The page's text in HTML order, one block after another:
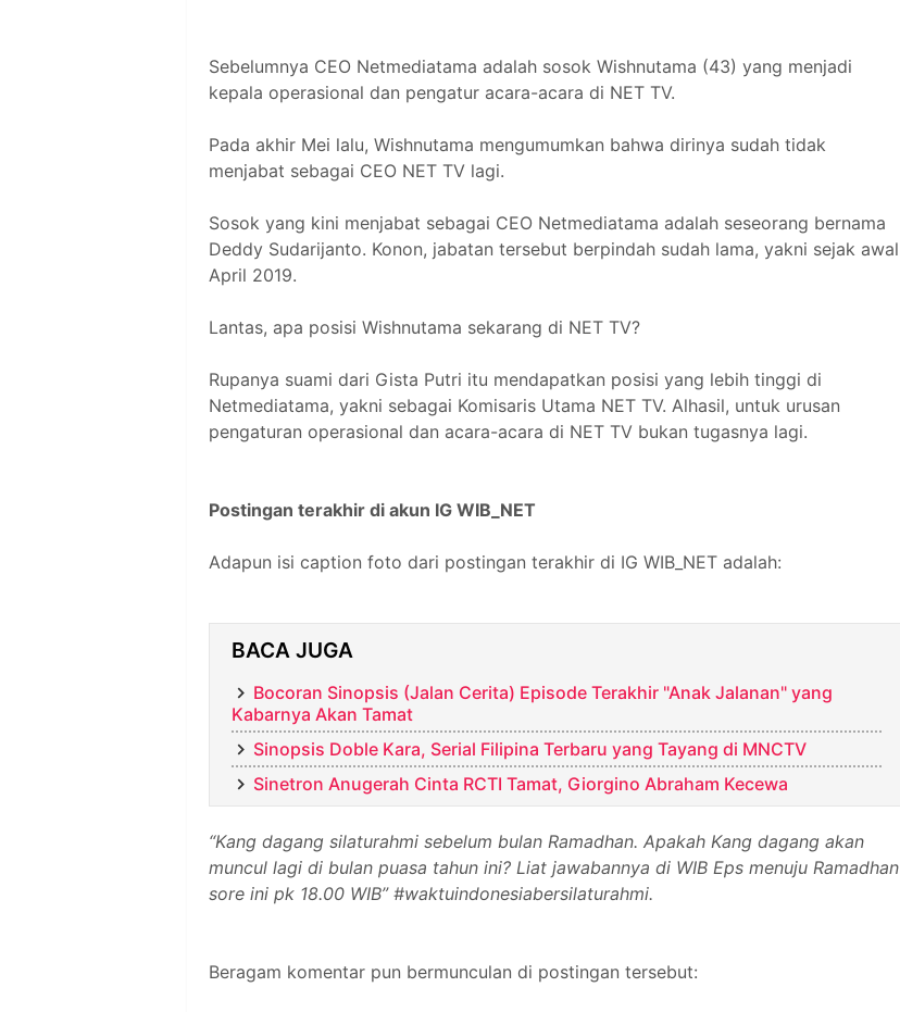
Sebelumnya CEO Netmediatama adalah sosok Wishnutama (43) yang menjadi
kepala operasional dan pengatur acara-acara di NET TV.
Pada akhir Mei lalu, Wishnutama mengumumkan bahwa dirinya sudah tidak
menjabat sebagai CEO NET TV lagi.
Sosok yang kini menjabat sebagai CEO Netmediatama adalah seseorang bernama
Deddy Sudarijanto. Konon, jabatan tersebut berpindah sudah lama, yakni sejak awal
April 2019.
Lantas, apa posisi Wishnutama sekarang di NET TV?
Rupanya suami dari Gista Putri itu mendapatkan posisi yang lebih tinggi di
Netmediatama, yakni sebagai Komisaris Utama NET TV. Alhasil, untuk urusan
pengaturan operasional dan acara-acara di NET TV bukan tugasnya lagi.
Postingan terakhir di akun IG WIB_NET
Adapun isi caption foto dari postingan terakhir di IG WIB_NET adalah:
BACA JUGA
Bocoran Sinopsis (Jalan Cerita) Episode Terakhir "Anak Jalanan" yang
Kabarnya Akan Tamat
Sinopsis Doble Kara, Serial Filipina Terbaru yang Tayang di MNCTV
Sinetron Anugerah Cinta RCTI Tamat, Giorgino Abraham Kecewa
“Kang dagang silaturahmi sebelum bulan Ramadhan. Apakah Kang dagang akan
muncul lagi di bulan puasa tahun ini? Liat jawabannya di WIB Eps menuju Ramadhan
sore ini pk 18.00 WIB” #waktuindonesiabersilaturahmi.
Beragam komentar pun bermunculan di postingan tersebut: